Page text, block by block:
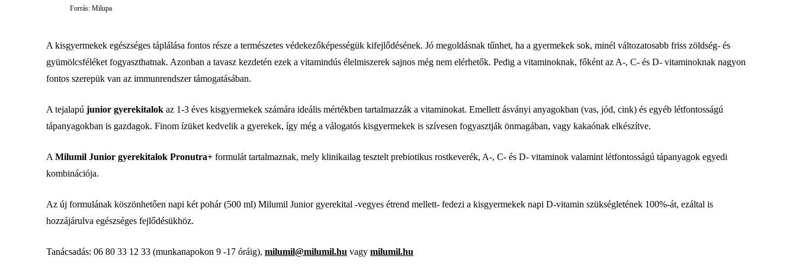
Forrás: Milupa
A kisgyermekek egészséges táplálása fontos része a természetes védekezőképességük kifejlődésének. Jó megoldásnak tűnhet, ha a gyermekek sok, minél változatosabb friss zöldség- és
gyümölcsféléket fogyaszthatnak. Azonban a tavasz kezdetén ezek a vitamindús élelmiszerek sajnos még nem elérhetők. Pedig a vitaminoknak, főként az A-, C- és D- vitaminoknak nagyon
fontos szerepük van az immunrendszer támogatásában.
A tejalapú junior gyerekitalok az 1-3 éves kisgyermekek számára ideális mértékben tartalmazzák a vitaminokat. Emellett ásványi anyagokban (vas, jód, cink) és egyéb létfontosságú
tápanyagokban is gazdagok. Finom ízüket kedvelik a gyerekek, így még a válogatós kisgyermekek is szívesen fogyasztják önmagában, vagy kakaónak elkészítve.
A Milumil Junior gyerekitalok Pronutra+ formulát tartalmaznak, mely klinikailag tesztelt prebiotikus rostkeverék, A-, C- és D- vitaminok valamint létfontosságú tápanyagok egyedi
kombinációja.
Az új formulának köszönhetően napi két pohár (500 ml) Milumil Junior gyerekital -vegyes étrend mellett- fedezi a kisgyermekek napi D-vitamin szükségletének 100%-át, ezáltal is
hozzájárulva egészséges fejlődésükhöz.
Tanácsadás: 06 80 33 12 33 (munkanapokon 9 -17 óráig), milumil@milumil.hu vagy milumil.hu